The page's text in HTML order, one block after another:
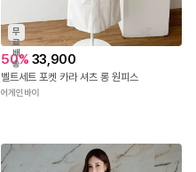
무
료
배
송
50% 33,900
벨트세트 포켓 카라 셔츠 롱 원피스
어게인바이